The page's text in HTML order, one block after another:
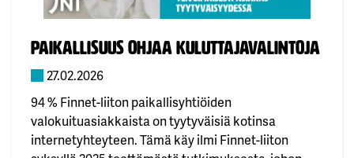
Paikallisuus ohjaa kuluttajavalintoja
Julkaistu:
27.02.2026
94 % Finnet-liiton paikallisyhtiöiden
valokuituasiakkaista on tyytyväisiä kotinsa
internetyhteyteen. Tämä käy ilmi Finnet-liiton